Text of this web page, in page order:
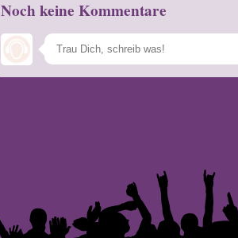
Noch keine Kommentare